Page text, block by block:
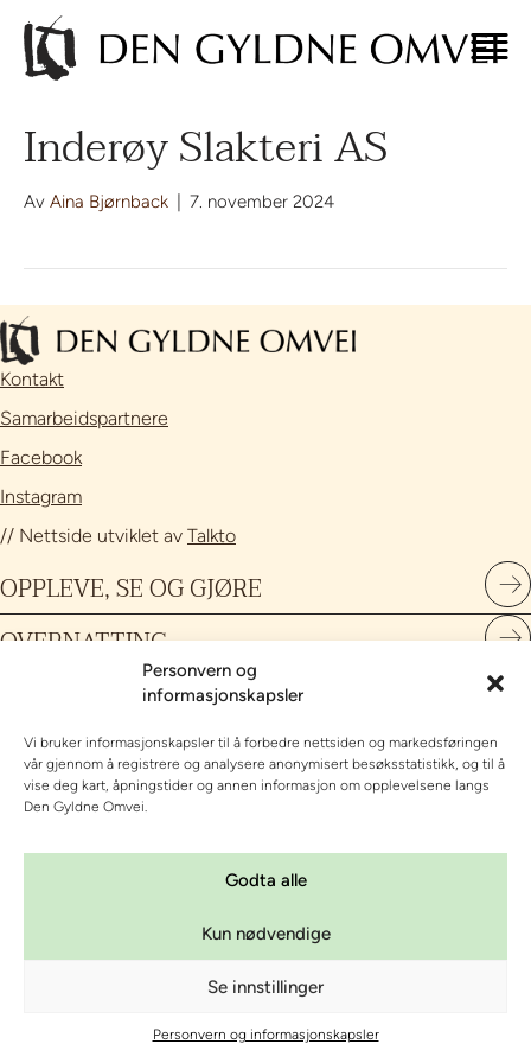
Personvern og
informasjonskapsler
Vi bruker informasjonskapsler til å forbedre nettsiden og markedsføringen
vår gjennom å registrere og analysere anonymisert besøksstatistikk, og til å
vise deg kart, åpningstider og annen informasjon om opplevelsene langs
Den Gyldne Omvei.
Godta alle
Kun nødvendige
Se innstillinger
Personvern og informasjonskapsler
Inderøy Slakteri AS
Av Aina Bjørnback 7. november 2024
Kontakt
Samarbeidspartnere
Facebook
Instagram
// Nettside utviklet av Talkto
OPPLEVE, SE OG GJØRE
OVERNATTING
OM DEN GYLDNE OMVEI
KURS OG KONFERANSE
Personvern og informasjonskapsler|Innstillinger for
informasjonskapsler